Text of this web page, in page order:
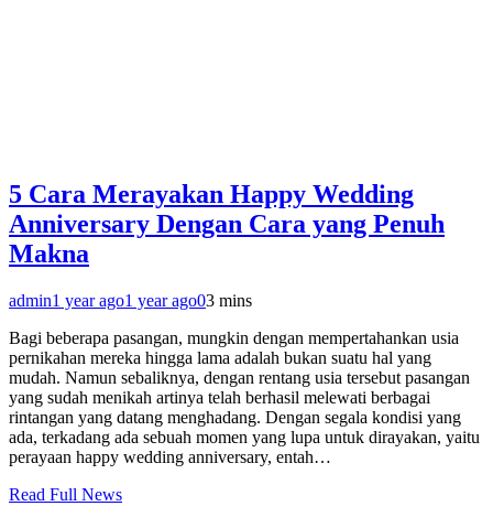
5 Cara Merayakan Happy Wedding
Anniversary Dengan Cara yang Penuh
Makna
admin1 year ago1 year ago03 mins
Bagi beberapa pasangan, mungkin dengan mempertahankan usia
pernikahan mereka hingga lama adalah bukan suatu hal yang
mudah. Namun sebaliknya, dengan rentang usia tersebut pasangan
yang sudah menikah artinya telah berhasil melewati berbagai
rintangan yang datang menghadang. Dengan segala kondisi yang
ada, terkadang ada sebuah momen yang lupa untuk dirayakan, yaitu
perayaan happy wedding anniversary, entah…
Read Full News